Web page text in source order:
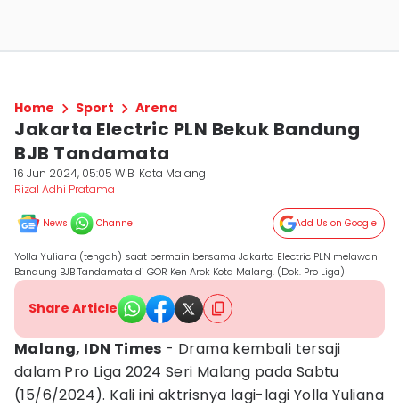
Home Sport Arena
Jakarta Electric PLN Bekuk Bandung
BJB Tandamata
16 Jun 2024, 05:05 WIB Kota Malang
Rizal Adhi Pratama
News Channel Add Us on Google
Yolla Yuliana (tengah) saat bermain bersama Jakarta Electric PLN melawan
Bandung BJB Tandamata di GOR Ken Arok Kota Malang. (Dok. Pro Liga)
Share Article
Malang, IDN Times - Drama kembali tersaji
dalam Pro Liga 2024 Seri Malang pada Sabtu
(15/6/2024). Kali ini aktrisnya lagi-lagi Yolla Yuliana